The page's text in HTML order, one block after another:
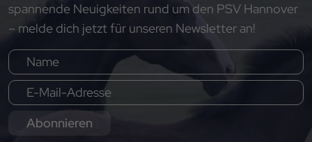
spannende Neuigkeiten rund um den PSV Hannover
– melde dich jetzt für unseren Newsletter an!
Abonnieren